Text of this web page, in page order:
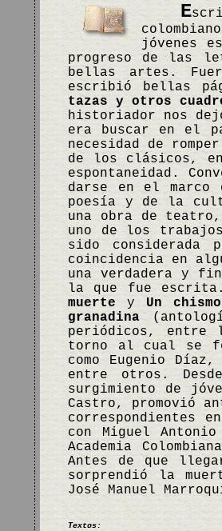
E
jóvenes
progreso de las
bellas artes.
escribió bellas
tazas y otros
historiador nos
era buscar en el
necesidad de
de los clásicos,
espontaneidad.
darse en el
poesía y de la
una obra de
uno de los
sido considerada
coincidencia en
una verdadera y
la que fue
muerte yUn
granadina
periódicos, entre
torno al cual se
como Eugenio
entre otros.
surgimiento de
Castro, promovió
correspondientes
con Miguel
Academia
Antes de que
sorprendió la
José Manuel
Textos: